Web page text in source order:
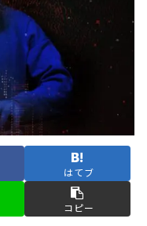
フィーのサムネ草
はてブ
コピー